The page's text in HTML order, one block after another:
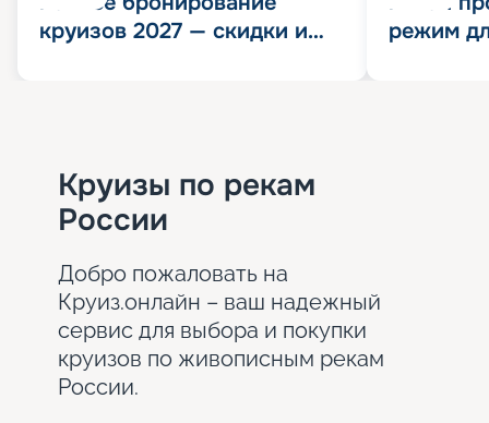
круизов 2027 — скидки и
режим
Круизы по рекам
России
Добро пожаловать на
Круиз.онлайн – ваш надежный
сервис для выбора и покупки
круизов по живописным рекам
России.